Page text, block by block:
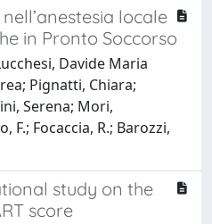
locale
in Pronto Soccorso
Davide Maria
Pignatti, Chiara;
Serena; Mori,
F.; Focaccia, R.; Barozzi,
study on the
score